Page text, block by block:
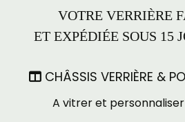
VOTRE VERRIÈRE
ET EXPÉDIÉE SOUS 15
 CHÂSSIS VERRIÈRE &
A vitrer et